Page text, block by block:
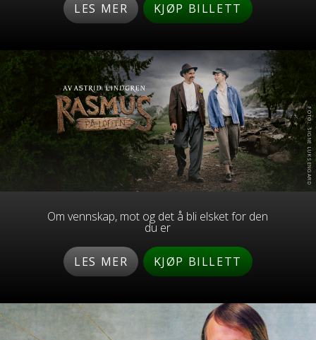
LES MER KJØP BILLETT
FOTO: SIGNE LUKSENGARD
Om vennskap, mot og det å bli elsket for den
du er
LES MER KJØP BILLETT